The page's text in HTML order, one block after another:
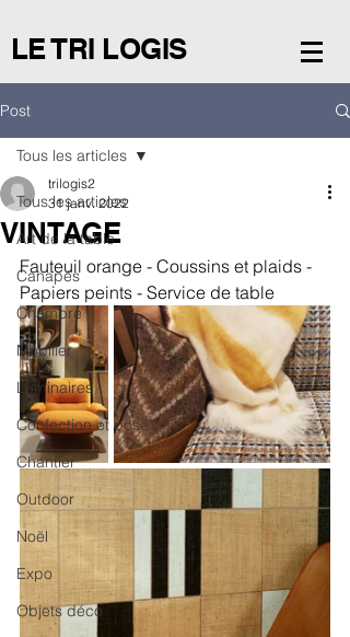
LE TRI LOGIS
Post
Tous les articles
Art de la table
Canapés
Chambre
Mobilier
Luminaires
Confection et pose
Chantier
Outdoor
Noël
Expo
Objets déco
Tous les articles
VINTAGE
trilogis2
31 janv. 2022
Fauteuil orange - Coussins et plaids -
Papiers peints - Service de table